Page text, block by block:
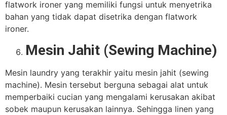
flatwork ironer yang memiliki fungsi untuk menyetrika
bahan yang tidak dapat disetrika dengan flatwork
ironer.
Mesin Jahit (Sewing Machine)
Mesin laundry yang terakhir yaitu mesin jahit (sewing
machine). Mesin tersebut berguna sebagai alat untuk
memperbaiki cucian yang mengalami kerusakan akibat
sobek maupun kerusakan lainnya. Sehingga linen yang